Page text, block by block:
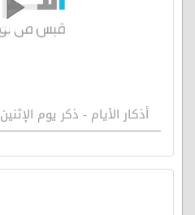
أذكار الأيام - ذكر يوم الإثنين